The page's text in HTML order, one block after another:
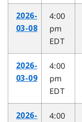
2026-
03-08
4:00
pm
EDT
2026-
03-09
4:00
pm
EDT
2026-
4:00